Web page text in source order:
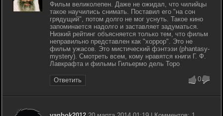
Фильм великолепен. Даже не ожидал, что чилийцы
такое научились снимать. Поставил его "на сон
грядущий", потом долго не мог уснуть. Такое кино
запоминается надолго и заставляет задуматься.
Низкий рейтинг объясняется только тем, что фильм
неправильно представлен как "хоррор". Это не
фильм ужасов. Это мистический фэнтэзи (phantasy-
mystery). Смотреть всем, кому нравятся книги Г. Ф.
Лавкрафта и фильмы Гильермо дель Торо
Ответить 0